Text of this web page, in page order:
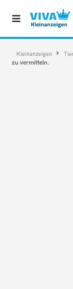
Kleinanzeigen
zu vermitteln.